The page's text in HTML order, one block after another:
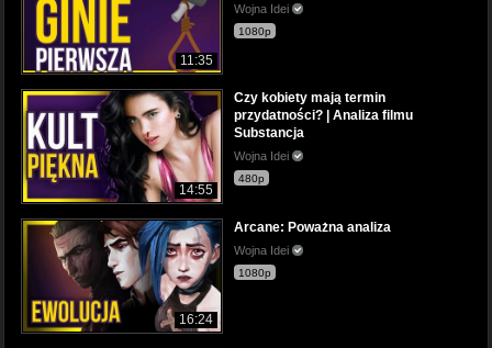
11:35
Wojna Idei
1080p
14:55
Czy kobiety mają termin
przydatności? | Analiza filmu
Substancja
Wojna Idei
480p
16:24
Arcane: Poważna analiza
Wojna Idei
1080p